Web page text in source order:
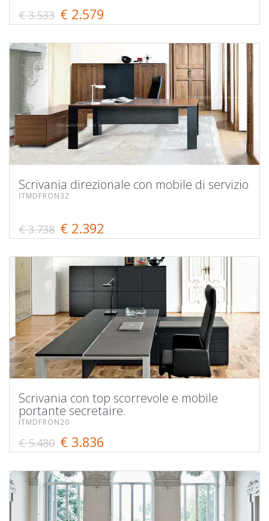
€ 3.533 € 2.579
Scrivania direzionale con mobile di servizio
ITMDFRON32
€ 3.738 € 2.392
Scrivania con top scorrevole e mobile
portante secretaire.
ITMDFRON20
€ 5.480 € 3.836